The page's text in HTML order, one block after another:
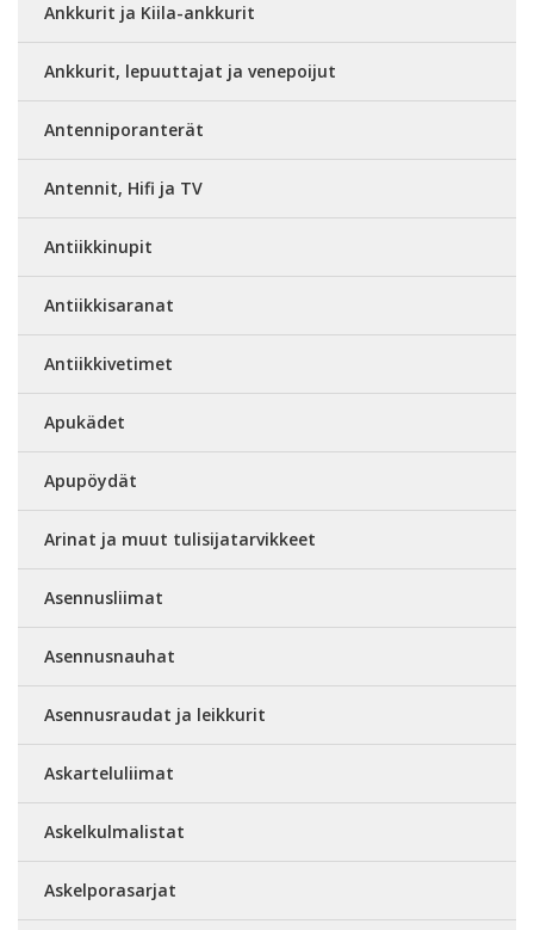
Ankkurit ja Kiila-ankkurit
Ankkurit, lepuuttajat ja venepoijut
Antenniporanterät
Antennit, Hifi ja TV
Antiikkinupit
Antiikkisaranat
Antiikkivetimet
Apukädet
Apupöydät
Arinat ja muut tulisijatarvikkeet
Asennusliimat
Asennusnauhat
Asennusraudat ja leikkurit
Askarteluliimat
Askelkulmalistat
Askelporasarjat